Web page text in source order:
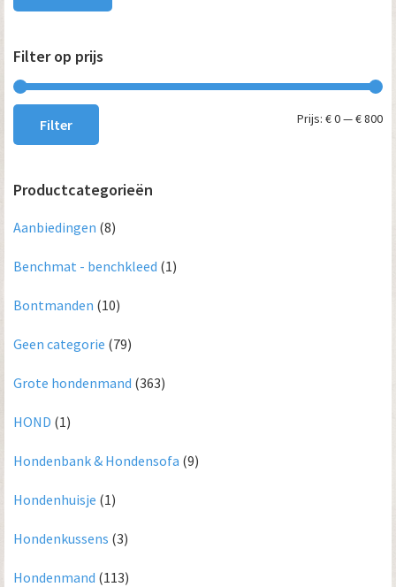
Filter op prijs
Filter Prijs: € 0—€ 800
Productcategorieën
Aanbiedingen (8)
Benchmat - benchkleed (1)
Bontmanden (10)
Geen categorie (79)
Grote hondenmand (363)
HOND (1)
Hondenbank & Hondensofa (9)
Hondenhuisje (1)
Hondenkussens (3)
Hondenmand (113)